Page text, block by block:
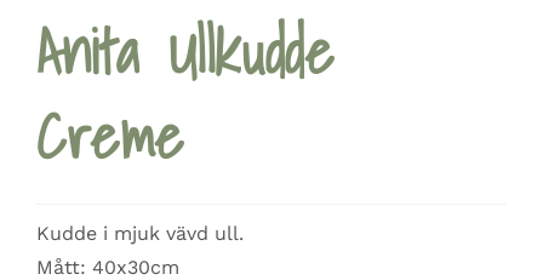
Anita Ullkudde
Creme
Kudde i mjuk vävd ull.
Mått: 40x30cm